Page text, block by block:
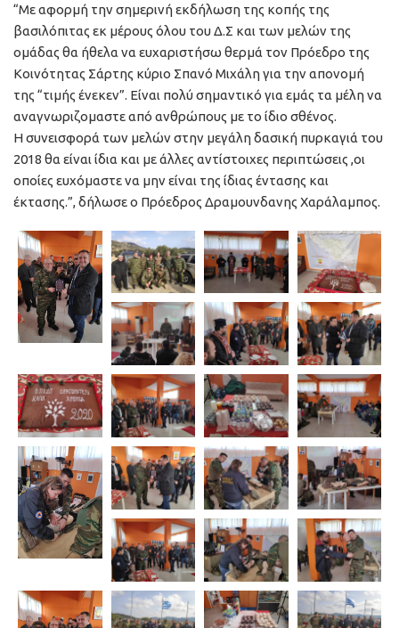
“Με αφορμή την σημερινή εκδήλωση της κοπής της
βασιλόπιτας εκ μέρους όλου του Δ.Σ και των μελών της
ομάδας θα ήθελα να ευχαριστήσω θερμά τον Πρόεδρο της
Κοινότητας Σάρτης κύριο Σπανό Μιχάλη για την απονομή
της “τιμής ένεκεν”. Είναι πολύ σημαντικό για εμάς τα μέλη να
αναγνωριζομαστε από ανθρώπους με το ίδιο σθένος.
Η συνεισφορά των μελών στην μεγάλη δασική πυρκαγιά του
2018 θα είναι ίδια και με άλλες αντίστοιχες περιπτώσεις ,οι
οποίες ευχόμαστε να μην είναι της ίδιας έντασης και
έκτασης.”, δήλωσε ο Πρόεδρος Δραμουνδανης Χαράλαμπος.